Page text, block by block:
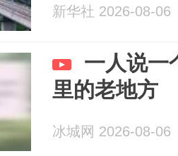
新华社 2026-08-06
一人说一
里的老地方
冰城网 2026-08-06